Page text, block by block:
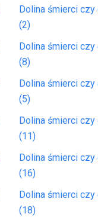
Dolina śmierci
(2)
Dolina śmierci
(8)
Dolina śmierci
(5)
Dolina śmierci
(11)
Dolina śmierci
(16)
Dolina śmierci
(18)